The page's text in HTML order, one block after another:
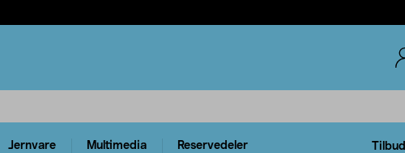
Jernvare Multimedia Reservedeler Tilbud